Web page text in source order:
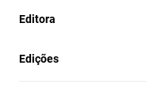
Editora
Edições